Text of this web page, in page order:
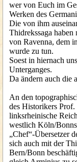
wer von Euch im
Werken des
Die von ihm
Thidrekssaga
von Ravenna, dem
wurde zu tun.
Soest in hiernach
Unterganges.
Da ändern auch die
An den
des Historikers
linksrheinische
westlich Köln/
„Chef“-Übersetzer
sich auch mit der
Bern/Bonn